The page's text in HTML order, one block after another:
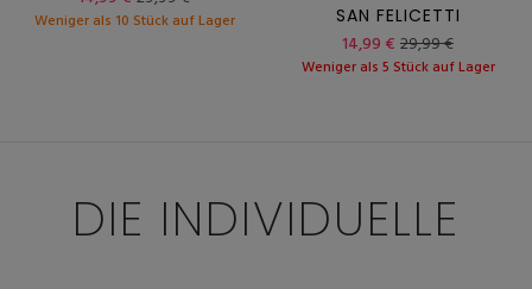
Weniger als 10 Stück auf Lager SAN FELICETTI
14,99 € 29,99 €
Weniger als 5 Stück auf Lager
DIE INDIVIDUELLE